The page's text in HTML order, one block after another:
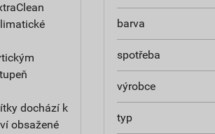
dochází k
obsažené
barva
spotřeba
výrobce
typ